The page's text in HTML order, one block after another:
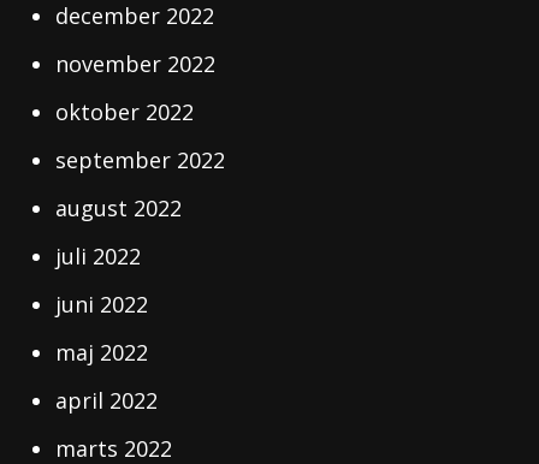
december 2022
november 2022
oktober 2022
september 2022
august 2022
juli 2022
juni 2022
maj 2022
april 2022
marts 2022